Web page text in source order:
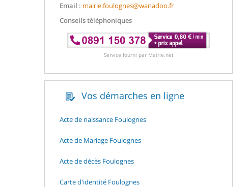
Email : mairie.foulognes@wanadoo.fr
Conseils téléphoniques
Service fourni par Mairie.net
Vos démarches en ligne
Acte de naissance Foulognes
Acte de Mariage Foulognes
Acte de décès Foulognes
Carte d'identité Foulognes